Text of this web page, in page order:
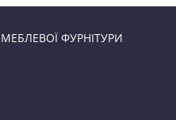
ФУРНІТУРИ